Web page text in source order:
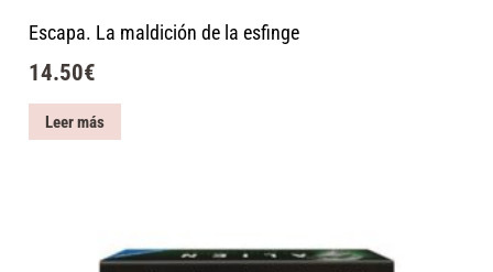
Escapa. La maldición de la esfinge
14.50€
Leer más